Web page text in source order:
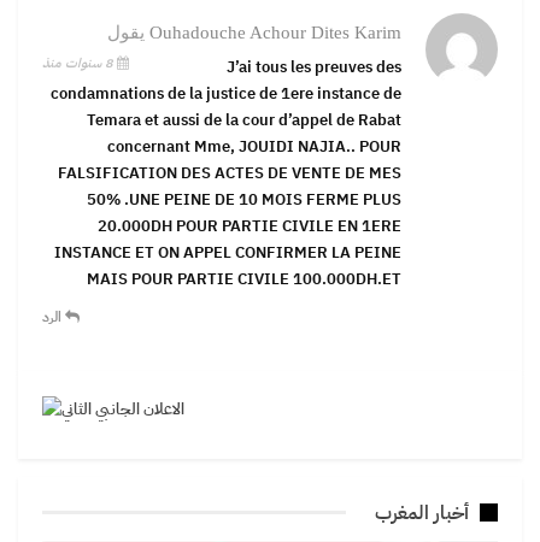
Ouhadouche Achour Dites Karim يقول
J’ai tous les preuves des
condamnations de la justice de 1ere instance de
Temara et aussi de la cour d’appel de Rabat
concernant Mme, JOUIDI NAJIA.. POUR
FALSIFICATION DES ACTES DE VENTE DE MES
50% .UNE PEINE DE 10 MOIS FERME PLUS
20.000DH POUR PARTIE CIVILE EN 1ERE
INSTANCE ET ON APPEL CONFIRMER LA PEINE
MAIS POUR PARTIE CIVILE 100.000DH.ET
الرد
أخبار المغرب